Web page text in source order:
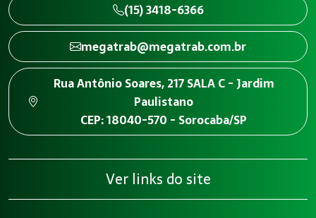
(15) 3418-6366
megatrab@megatrab.com.br
Rua Antônio Soares, 217 SALA C - Jardim
Paulistano
CEP: 18040-570 - Sorocaba/SP
Ver links do site